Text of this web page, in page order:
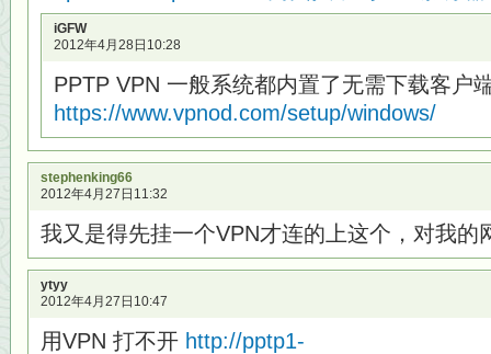
iGFW
2012年4月28日10:28
PPTP VPN 一般系统都内置了无需下载客户
https://www.vpnod.com/setup/windows/
stephenking66
2012年4月27日11:32
我又是得先挂一个VPN才连的上这个，对我的
ytyy
2012年4月27日10:47
用VPN 打不开 http://pptp1-